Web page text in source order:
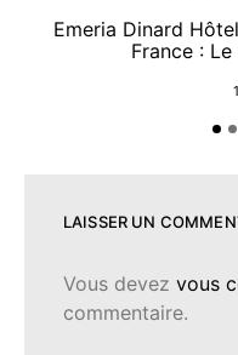
Emeria Dinard
France :
LAISSER UN
Vous devez vous
commentaire.